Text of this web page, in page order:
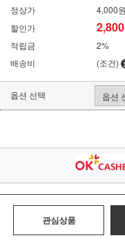
정상가
4,000원
할인가
2,800
적립금
2%
배송비
(조건)
옵션 선택
관심상품